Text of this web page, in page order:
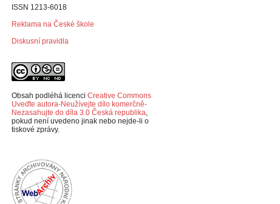
ISSN 1213-6018
Reklama na České škole
Diskusní pravidla
Obsah podléhá licenci Creative Commons
Uveďte autora-Neužívejte dílo komerčně-
Nezasahujte do díla 3.0 Česká republika,
pokud není uvedeno jinak nebo nejde-li o
tiskové zprávy.